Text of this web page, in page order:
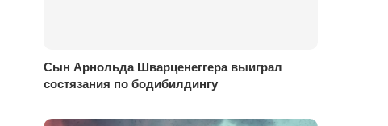
Сын Арнольда Шварценеггера выиграл
состязания по бодибилдингу